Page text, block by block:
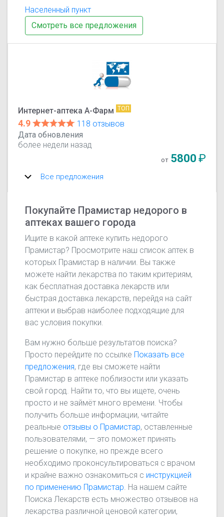
Населенный пункт
Смотреть все предложения
Интернет-аптека А-Фарм ТОП
4.9
118 отзывов
Дата обновления
более недели назад
от 5800₽
Все предложения
Покупайте Прамистар недорого в
аптеках вашего города
Ищите в какой аптеке купить недорого
Прамистар? Просмотрите наш список аптек в
которых Прамистар в наличии. Вы также
можете найти лекарства по таким критериям,
как бесплатная доставка лекарств или
быстрая доставка лекарств, перейдя на сайт
аптеки и выбрав наиболее подходящие для
вас условия покупки.
Вам нужно больше результатов поиска?
Просто перейдите по ссылке Показать все
предложения, где вы сможете найти
Прамистар в аптеке поблизости или указать
свой город. Найти то, что вы ищете, очень
просто и не займёт много времени. Чтобы
получить больше информации, читайте
реальные отзывы о Прамистар, оставленные
пользователями, — это поможет принять
решение о покупке, но прежде всего
необходимо проконсультироваться с врачом
и крайне важно ознакомиться с инструкцией
по применению Прамистар . На нашем сайте
Поиска Лекарств есть множество отзывов на
лекарства различной ценовой категории,